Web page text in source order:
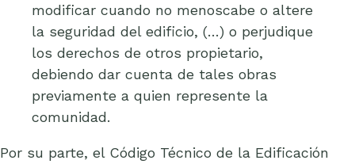
modificar cuando no menoscabe o altere
la seguridad del edificio, (…) o perjudique
los derechos de otros propietario,
debiendo dar cuenta de tales obras
previamente a quien represente la
comunidad.
Por su parte, el Código Técnico de la Edificación